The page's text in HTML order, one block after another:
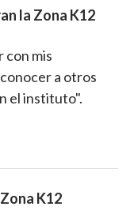
la Zona K12
con mis
a otros
el instituto".
K12